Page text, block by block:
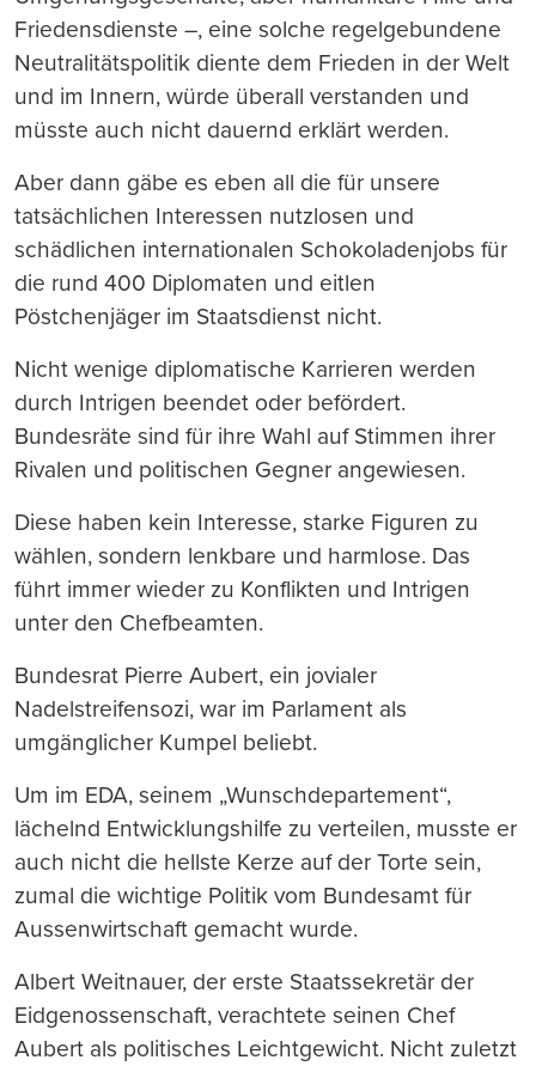
Friedensdienste –, eine solche regelgebundene
Neutralitätspolitik diente dem Frieden in der Welt
und im Innern, würde überall verstanden und
müsste auch nicht dauernd erklärt werden.
Aber dann gäbe es eben all die für unsere
tatsächlichen Interessen nutzlosen und
schädlichen internationalen Schokoladenjobs für
die rund 400 Diplomaten und eitlen
Pöstchenjäger im Staatsdienst nicht.
Nicht wenige diplomatische Karrieren werden
durch Intrigen beendet oder befördert.
Bundesräte sind für ihre Wahl auf Stimmen ihrer
Rivalen und politischen Gegner angewiesen.
Diese haben kein Interesse, starke Figuren zu
wählen, sondern lenkbare und harmlose. Das
führt immer wieder zu Konflikten und Intrigen
unter den Chefbeamten.
Bundesrat Pierre Aubert, ein jovialer
Nadelstreifensozi, war im Parlament als
umgänglicher Kumpel beliebt.
Um im EDA, seinem „Wunschdepartement“,
lächelnd Entwicklungshilfe zu verteilen, musste er
auch nicht die hellste Kerze auf der Torte sein,
zumal die wichtige Politik vom Bundesamt für
Aussenwirtschaft gemacht wurde.
Albert Weitnauer, der erste Staatssekretär der
Eidgenossenschaft, verachtete seinen Chef
Aubert als politisches Leichtgewicht. Nicht zuletzt